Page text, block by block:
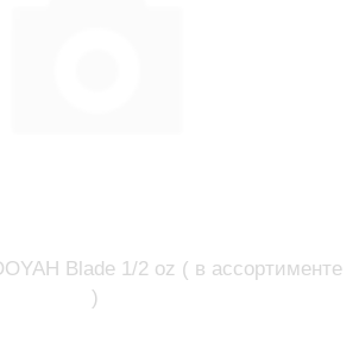
Blade 1/2 oz ( в ассортименте
)